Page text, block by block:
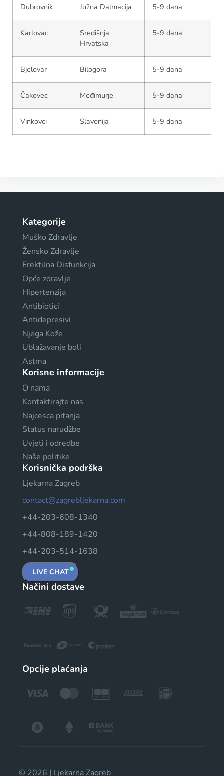
Dubrovnik Južna Dalmacija 5-9 dana
Karlovac
Središnja
Hrvatska
5-9 dana
Bjelovar Bilogora 5-9 dana
Čakovec Međimurje 5-9 dana
Vinkovci Slavonija 5-9 dana
Kategorije
Muško Zdravlje
Žensko Zdravlje
Erektilna Disfunkcija
Opće zdravlje
Hipertenzija
Antibiotici
Antidepresivi
Njega Kože
Ublažavanje boli
Astma
Korisne informacije
O nama
Kontaktirajte nas
Najcesca pitanja
Status narudžbe
Uvjeti i odredbe
Naše politike
Korisnička podrška
Ljekarna Zagreb
contact@zagrebljekarna.com
+44-203-608-1340
+44-808-189-1420
+44-203-514-1638
LIVE CHAT
Načini dostave
Opcije plaćanja
© 2026 | Ljekarna Zagreb